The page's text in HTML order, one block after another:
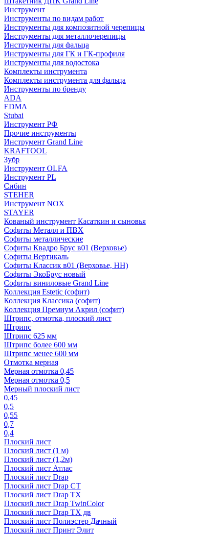
Инструмент
Инструменты по видам работ
Инструменты для композитной черепицы
Инструменты для металлочерепицы
Инструменты для фальца
Инструменты для ГК и ГК-профиля
Инструменты для водостока
Комплекты инструмента
Комплекты инструмента для фальца
Инструменты по бренду
ADA
EDMA
Stubai
Инструмент РФ
Прочие инструменты
Инструмент Grand Line
KRAFTOOL
Зубр
Инструмент OLFA
Инструмент PL
Сибин
STEHER
Инструмент NOX
STAYER
Кованый инструмент Касаткин и сыновья
Софиты Металл и ПВХ
Софиты металлические
Софиты Квадро Брус в01 (Верховье)
Софиты Вертикаль
Софиты Классик в01 (Верховье, НН)
Софиты ЭкоБрус новый
Софиты виниловые Grand Line
Коллекция Estetic (софит)
Коллекция Классика (софит)
Коллекция Премиум Акрил (софит)
Штрипс, отмотка, плоский лист
Штрипс
Штрипс 625 мм
Штрипс более 600 мм
Штрипс менее 600 мм
Отмотка мерная
Мерная отмотка 0,45
Мерная отмотка 0,5
Мерный плоский лист
0,45
0,5
0,55
0,7
0,4
Плоский лист
Плоский лист (1 м)
Плоский лист (1,2м)
Плоский лист Атлас
Плоский лист Drap
Плоский лист Drap СТ
Плоский лист Drap TX
Плоский лист Drap TwinColor
Плоский лист Drap ТХ дв
Плоский лист Полиэстер Дачный
Плоский лист Принт Элит